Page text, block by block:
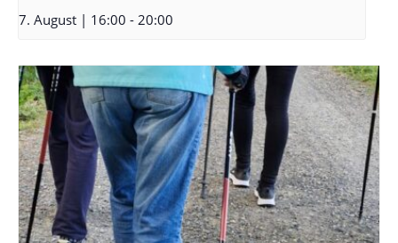
7. August | 16:00 - 20:00